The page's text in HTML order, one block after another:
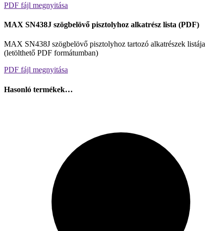
PDF fájl megnyitása
MAX SN438J szögbelövő pisztolyhoz alkatrész lista (PDF)
MAX SN438J szögbelövő pisztolyhoz tartozó alkatrészek listája
(letölthető PDF formátumban)
PDF fájl megnyitása
Hasonló termékek…